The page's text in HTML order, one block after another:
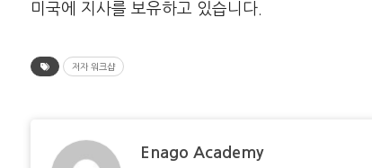
미국에 지사를 보유하고 있습니다.
저자 워크샵
Enago Academy